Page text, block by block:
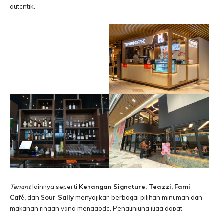
autentik.
Tenantlainnya seperti Kenangan Signature, Teazzi, Fami
Café, dan Sour Sallymenyajikan berbagai pilihan minuman dan
makanan ringan yang menggoda. Pengunjung juga dapat